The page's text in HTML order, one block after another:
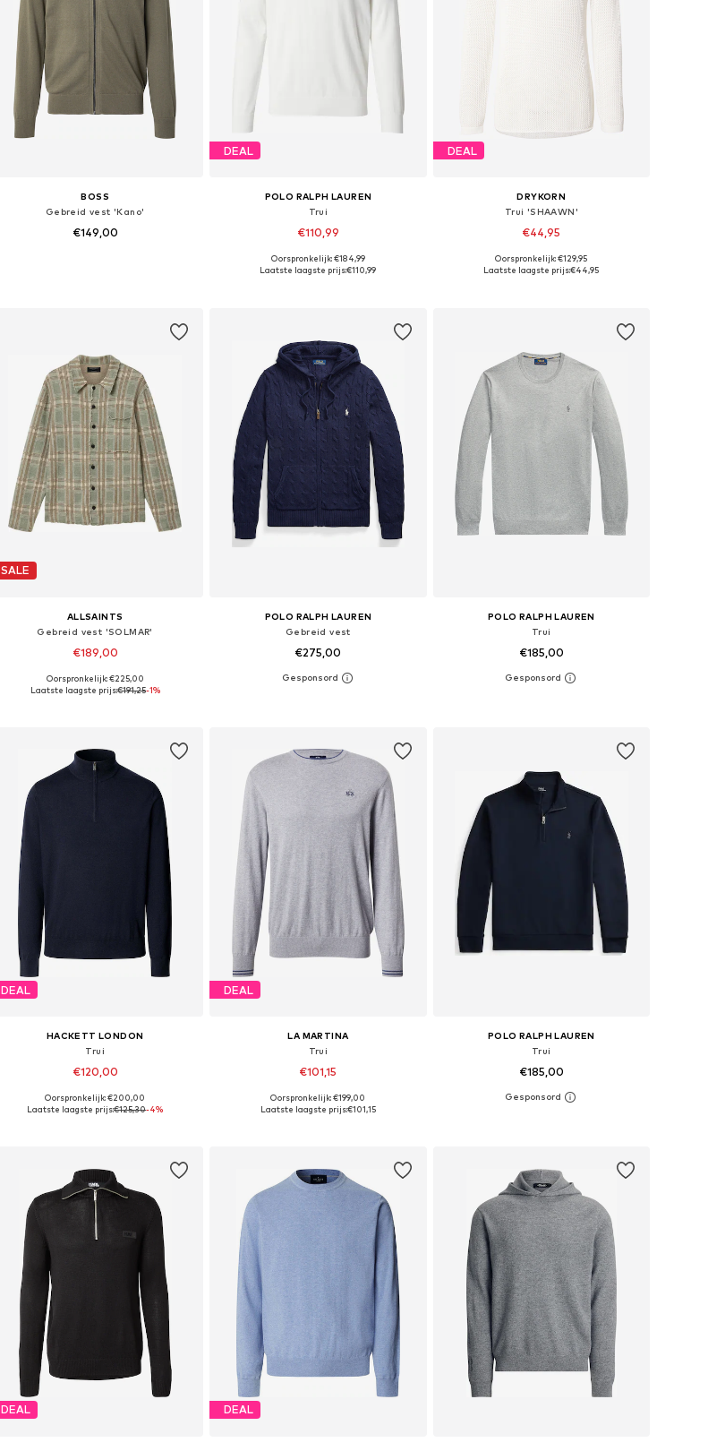
BOSS
Gebreid vest 'Kano'
€149,00
DEAL
POLO RALPH LAUREN
Trui
€110,99
Beschikbare maten: M, L, XL, XXL
Oorspronkelijk: €184,99
Laatste laagste prijs:€110,99
DEAL
DRYKORN
Trui 'SHAAWN'
€44,95
Beschikbare maten: M, L, XL
Oorspronkelijk: €129,95
Laatste laagste prijs:€44,95
SALE
ALLSAINTS
Gebreid vest 'SOLMAR'
€189,00
Beschikbare maten: S, M, L, XL, XXL
Oorspronkelijk: €225,00
Laatste laagste prijs:€191,25-1%
POLO RALPH LAUREN
Gebreid vest
€275,00
Beschikbare maten: S, M, L, XL, XXL
POLO RALPH LAUREN
Trui
€185,00
Beschikbare maten: XS, S, M, L, XL, XXL
DEAL
HACKETT LONDON
Trui
€120,00
Beschikbare maten: S, L, XL, XXXL
Oorspronkelijk: €200,00
Laatste laagste prijs:€125,30-4%
DEAL
LA MARTINA
Trui
€101,15
+2
Beschikbare maten: S, M, L, XL, XXL
Oorspronkelijk: €199,00
Laatste laagste prijs:€101,15
POLO RALPH LAUREN
Trui
€185,00
Beschikbare maten: S, M, L, XL, XXL
DEAL DEAL